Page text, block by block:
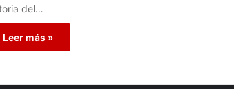
del…
Leer más »